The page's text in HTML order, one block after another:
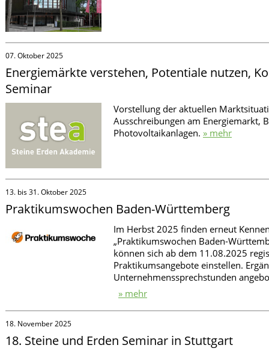
07. Oktober 2025
Energiemärkte verstehen, Potentiale nutzen,
Seminar
Vorstellung der aktuellen
Ausschreibungen am Energiemarkt,
Photovoltaikanlagen. » mehr
13. bis 31. Oktober 2025
Praktikumswochen Baden-Württemberg
Im Herbst 2025 finden erneut
„Praktikumswochen Baden-
können sich ab dem 11.08.2025
Praktikumsangebote einstellen.
Unternehmenssprechstunden
» mehr
18. November 2025
18. Steine und Erden Seminar in Stuttgart